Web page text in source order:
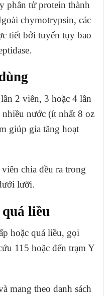
phân tử protein thành
chymotrypsin, các
tiết bởi tuyến tụy bao
2 viên, 3 hoặc 4 lần
nước (ít nhất 8 oz
giúp gia tăng hoạt
chia đều ra trong
lưỡi.
liều
hoặc quá liều, gọi
115 hoặc đến trạm Y
mang theo danh sách